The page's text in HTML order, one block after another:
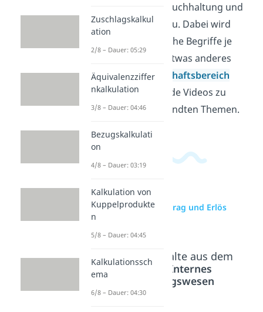
Bereichen Finanzbuchhaltung und
Kostenrechnung zu. Dabei wird
klar, warum ähnliche Begriffe je
nach Blickwinkel etwas anderes
meinen. ImWirtschaftsbereich
findest du passende Videos zu
diesem und verwandten Themen.
zur Videoseite: Ertrag und Erlös
Beliebte Inhalte aus dem
Bereich
Internes
Rechnungswesen
Zuschlagskalkul
ation
2/8 – Dauer: 05:29
Äquivalenzziffer
nkalkulation
3/8 – Dauer: 04:46
Bezugskalkulati
on
4/8 – Dauer: 03:19
Kalkulation von
Kuppelprodukte
n
5/8 – Dauer: 04:45
Kalkulationssch
ema
6/8 – Dauer: 04:30